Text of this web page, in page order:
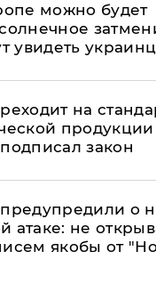
можно будет
увидеть
на
продукции
закон
о
атаке: не
якобы от